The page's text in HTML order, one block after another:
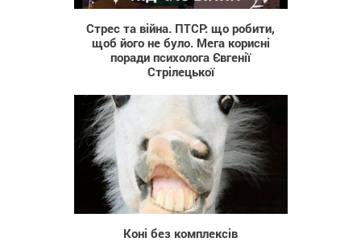
Стрес та вiйнa. ПТСР: що робити,
щоб його не було. Мега корисні
поради психолога Євгенії
Стрілецької
Коні без комплексів